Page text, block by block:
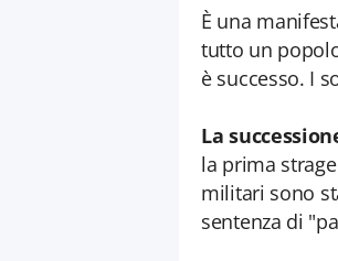
È una
tutto un
è successo. I
La
la prima
militari sono
sentenza di